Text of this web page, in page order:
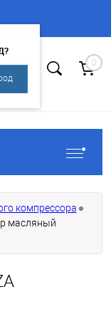
0
компрессора
масляный